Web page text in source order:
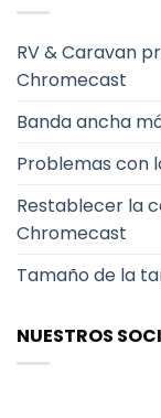
RV & Caravan
Chromecast
Banda ancha
Problemas con
Restablecer la
Chromecast
Tamaño de la
NUESTROS